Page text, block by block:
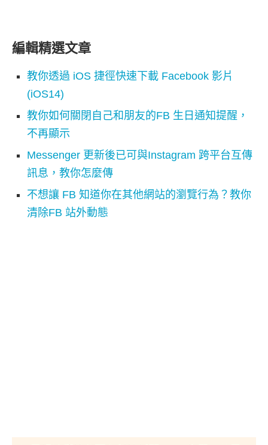
編輯精選文章
教你透過 iOS 捷徑快速下載 Facebook 影片
(iOS14)
教你如何關閉自己和朋友的FB 生日通知提醒，
不再顯示
Messenger 更新後已可與Instagram 跨平台互傳
訊息，教你怎麼傳
不想讓 FB 知道你在其他網站的瀏覽行為？教你
清除FB 站外動態